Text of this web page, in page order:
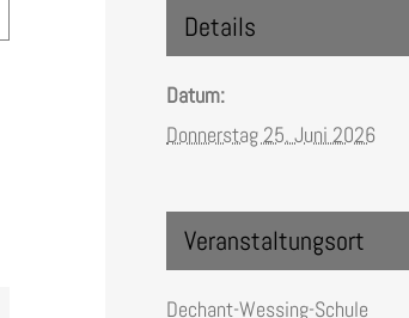
Details
Datum:
Donnerstag 25. Juni 2026
Veranstaltungsort
Dechant-Wessing-Schule